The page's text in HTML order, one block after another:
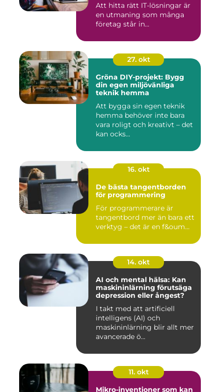
Att hitta rätt IT-lösningar är
en utmaning som många
företag står in...
27. okt
Gröna DIY-projekt: Bygg
din egen miljövänliga
teknik hemma
Att bygga sin egen teknik
hemma behöver inte bara
vara roligt och kreativt – det
kan ocks...
16. okt
De bästa tangentborden
för programmering
För programmerare är
tangentbord mer än bara ett
verktyg – det är en f&oum...
14. okt
AI och mental hälsa: Kan
maskininlärning förutsäga
depression eller ångest?
I takt med att artificiell
intelligens (AI) och
maskininlärning blir allt mer
avancerade ö...
11. okt
Mikro-inventioner som kan